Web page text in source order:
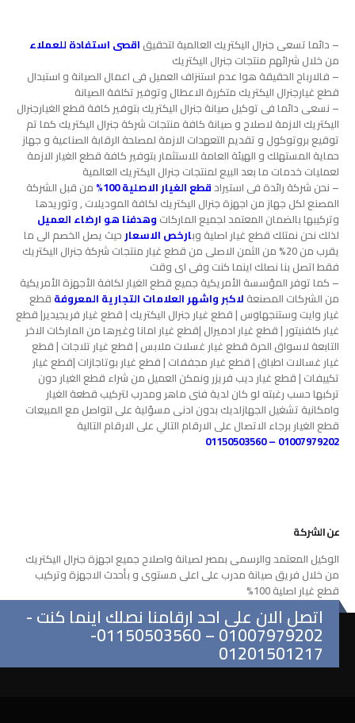
– دائما تسعى جنرال اليكتريك العالمية لتحقيق اقصى استفادة للعملاء
من خلال شرائهم منتجات جنرال اليكتريك
– فالارباح الحقيقة هوا عدم استنزاف العميل فى اعمال الصيانة و استبدال
قطع غيارجنرال اليكتريك متكررة الاعطال وتوفير تكلفة الصيانة
– نسعى دائما فى توكيل صيانة جنرال اليكتريك بتوفير كافة قطع الغيارجنرال
اليكتريك الازمة لاصلاح و صيانة كافة منتجات شركة جنرال اليكتريك كما تم
توقيع بروتوكول و تقديم التعهدات الازمة لمصلحة الرقابة الصناعية و جهاز
حماية المستهلك و الهيئة العامة للاستثمار بتوفير كافة قطع الغيار الازمة
لعمليات خدمات ما بعد البيع لمنتجات جنرال اليكتريك العالمية
– نحن شركة رائدة فى استيرادقطع الغيار الاصلية 100%
من قبل الشركة
المصنع لكل جهاز من اجهزة جنرال اليكتريك لكافة الموديلات , وتوريدها
وتركيبها بالضمان المعتمد لجميع الماركات وهدفنا هو ارضاء العميل
لذلك نحن نمتلك قطع غيار اصلية وبارخص الاسعار حيث يصل الخصم الى ما
يقرب من 20% من الثمن الاصلى من قطع غيار منتجات شركة جنرال اليكتريك
فقط اتصل بنا نصلك اينما كنت وفى اى وقت
– كما توفر المؤسسة الأمريكية جميع قطع الغيار لكافة الأجهزة الأمريكية
من الشركات المصنعة لاكبر واشهر العلامات التجارية المعروفة قطع
غيار وايت وستنجهاوس | قطع غيار جنرال اليكتريك | قطع غيار فريجيدير| قطع
غيار كلفنيتور | قطع غيار ادميرال |قطع غيار امانا وغيرها من الماركات الاخر
التابعة لاسواق الحرة قطع غيار غسلات ملابس | قطع غيار تلاجات | قطع
غيار غسالات اطباق | قطع غيار مجففات | قطع غيار بوتاجازات |قطع غيار
تكييفات | قطع غيار ديب فريزر ونمكن العميل من شراء قطع الغيار دون
تركبها حسب رغبته لو كان لدية فنى ماهر ومدرب لتركيب قطعة الغيار
وامكانية تشغيل الجهازلديك بدون ادنى مسؤلية على لتواصل مع المبيعات
قطع الغيار برجاء الاتصال على الارقام التالي على الارقام التالية
01007979202 – 01150503560
عن الشركة
الوكيل المعتمد والرسمى بمصر لصيانة واصلاح جميع اجهزة جنرال اليكتريك
من خلال فريق صيانة مدرب على اعلى مستوى و بأحدث الاجهزة وتركيب
قطع غيار اصلية 100%
اتصل الان على احد ارقامنا نصلك اينما كنت -
01007979202 – 01150503560-
01201501217